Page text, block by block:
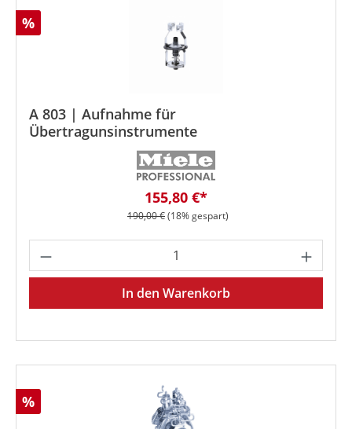
Rabatt
%
A 803 | Aufnahme für
Übertragunsinstrumente
Verkaufspreis:
155,80 €*
Regulärer Preis:
190,00 €(18% gespart)
Produkt Anzahl: Gib den
In den Warenkorb
Rabatt
%